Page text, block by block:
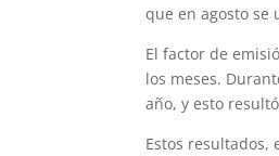
que en agosto se
El factor de
los meses.
año, y esto
Estos